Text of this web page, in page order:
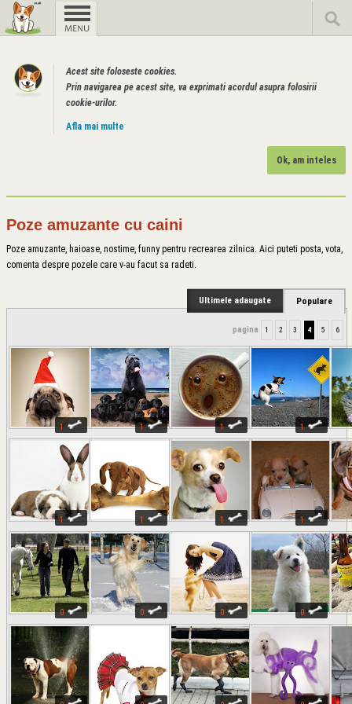
Acest site foloseste cookies.
Prin navigarea pe acest site, va exprimati acordul asupra folosirii
cookie-urilor.
Afla mai multe
Ok, am inteles
Poze amuzante cu caini
Poze amuzante, haioase, nostime, funny pentru recrearea zilnica. Aici puteti posta, vota,
comenta despre pozele care v-au facut sa radeti.
Populare
Ultimele adaugate
pagina 1 2 3 4 5 6
1 1 1 1
1 1 1 1
0 0 0 0